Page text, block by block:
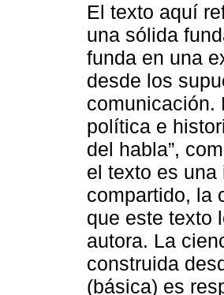
El texto aquí
una sólida
funda en una
desde los
comunicación.
política e
del habla”,
el texto es
compartido, la
que este texto
autora. La
construida
(básica) es